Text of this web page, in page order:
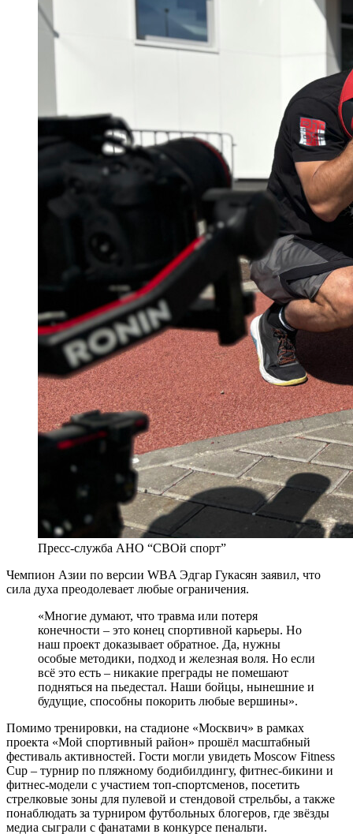
Пресс-служба АНО “СВОй спорт”
Чемпион Азии по версии WBA Эдгар Гукасян заявил, что
сила духа преодолевает любые ограничения.
«Многие думают, что травма или потеря
конечности – это конец спортивной карьеры. Но
наш проект доказывает обратное. Да, нужны
особые методики, подход и железная воля. Но если
всё это есть – никакие преграды не помешают
подняться на пьедестал. Наши бойцы, нынешние и
будущие, способны покорить любые вершины».
Помимо тренировки, на стадионе «Москвич» в рамках
проекта «Мой спортивный район» прошёл масштабный
фестиваль активностей. Гости могли увидеть Moscow Fitness
Cup – турнир по пляжному бодибилдингу, фитнес-бикини и
фитнес-модели с участием топ-спортсменов, посетить
стрелковые зоны для пулевой и стендовой стрельбы, а также
понаблюдать за турниром футбольных блогеров, где звёзды
медиа сыграли с фанатами в конкурсе пенальти.